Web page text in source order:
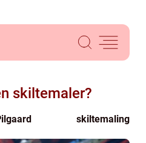
skiltemaler?
skiltemaling